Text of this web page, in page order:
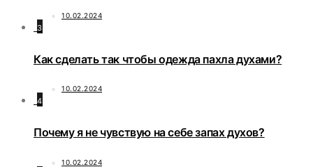
10.02.2024
3
Как сделать так чтобы одежда пахла духами?
10.02.2024
4
Почему я не чувствую на себе запах духов?
10.02.2024